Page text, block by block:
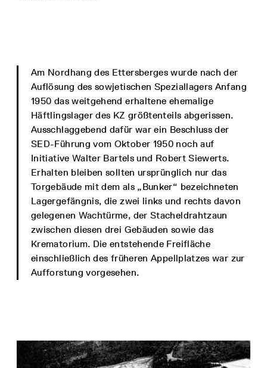
Am Nordhang des Ettersberges wurde nach der
Auflösung des sowjetischen Speziallagers Anfang
1950 das weitgehend erhaltene ehemalige
Häftlingslager des KZ größtenteils abgerissen.
Ausschlaggebend dafür war ein Beschluss der
SED-Führung vom Oktober 1950 noch auf
Initiative Walter Bartels und Robert Siewerts.
Erhalten bleiben sollten ursprünglich nur das
Torgebäude mit dem als „Bunker“ bezeichneten
Lagergefängnis, die zwei links und rechts davon
gelegenen Wachtürme, der Stacheldrahtzaun
zwischen diesen drei Gebäuden sowie das
Krematorium. Die entstehende Freifläche
einschließlich des früheren Appellplatzes war zur
Aufforstung vorgesehen.